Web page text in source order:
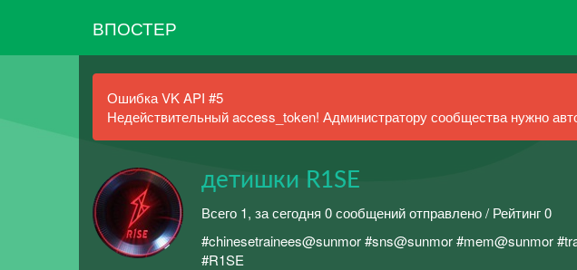
ВПОСТЕР
Ошибка VK API #5
Недействительный access_token! Администратору сообщества нужно
детишки R1SE
Всего 1, за сегодня 0 сообщений отправлено / Рейтинг 0
#chinesetrainees@sunmor #sns@sunmor #mem@sunmor
#R1SE